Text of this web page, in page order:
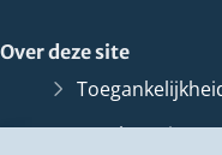
Over deze site
Bescherming